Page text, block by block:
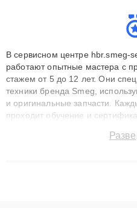
В сервисном центре hbr.smeg-
работают опытные мастера с
стажем от 5 до 12 лет. Они
техники бренда Smeg,
и оригинальные запчасти.
проходит обучение и
сохранением гарантии до 3